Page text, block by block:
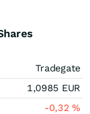
Tradegate
1,0985 EUR
-0,32%